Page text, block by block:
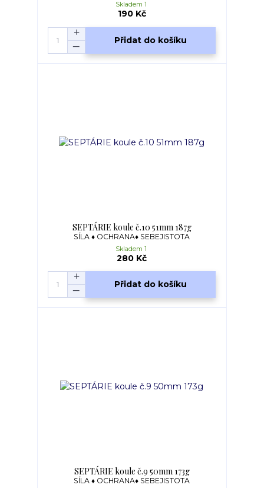
190 Kč
Skladem 1
Přidat do košíku
SEPTÁRIE koule č.10 51mm 187g
SÍLA ♦ OCHRANA♦ SEBEJISTOTA
280 Kč
Skladem 1
Přidat do košíku
SEPTÁRIE koule č.9 50mm 173g
SÍLA ♦ OCHRANA♦ SEBEJISTOTA